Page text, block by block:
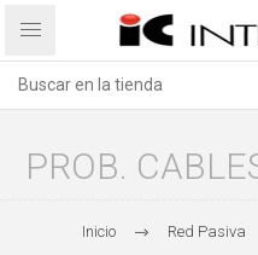
PROB.
Inicio Red Pasiva